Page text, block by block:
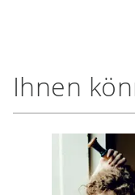
Menuett
Fischer,
Menuett
Gavotte
Menuett
Ihnen